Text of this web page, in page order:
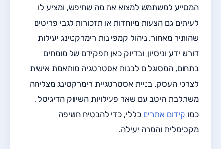
המסייע למשתמש למצוא את מה שחיפש, ומציע לו
לעיתים גם הצעות מיוחדות או תזכורות לגבי פריטים
שהותיר מאחור. ניהול קמפיינות רימרקטינג יעילות
דורש ידע וניסיון, ובדיוק כאן תפקידם של מומחים
בתחום, המסוגלים לבנות אסטרטגיה מותאמת אישית
לצרכי העסק. בניית אסטרטגיית רימרקטינג מצליחה
משתלבת היטב עם שאר פעילויות השיווק הדיגיטלי,
כמו קידום אתרים כללי, כדי להבטיח חשיפה
מקסימלית והמרה יעילה.